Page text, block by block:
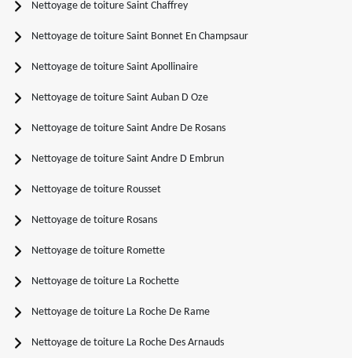
Nettoyage de toiture Saint Chaffrey
Nettoyage de toiture Saint Bonnet En Champsaur
Nettoyage de toiture Saint Apollinaire
Nettoyage de toiture Saint Auban D Oze
Nettoyage de toiture Saint Andre De Rosans
Nettoyage de toiture Saint Andre D Embrun
Nettoyage de toiture Rousset
Nettoyage de toiture Rosans
Nettoyage de toiture Romette
Nettoyage de toiture La Rochette
Nettoyage de toiture La Roche De Rame
Nettoyage de toiture La Roche Des Arnauds